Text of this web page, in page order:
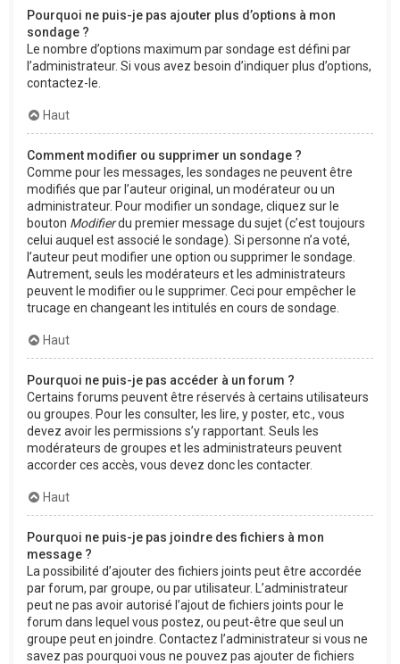
Pourquoi ne puis-je pas ajouter plus d’options à mon
sondage ?
Le nombre d’options maximum par sondage est défini par
l’administrateur. Si vous avez besoin d’indiquer plus d’options,
contactez-le.
Haut
Comment modifier ou supprimer un sondage ?
Comme pour les messages, les sondages ne peuvent être
modifiés que par l’auteur original, un modérateur ou un
administrateur. Pour modifier un sondage, cliquez sur le
bouton Modifierdu premier message du sujet (c’est toujours
celui auquel est associé le sondage). Si personne n’a voté,
l’auteur peut modifier une option ou supprimer le sondage.
Autrement, seuls les modérateurs et les administrateurs
peuvent le modifier ou le supprimer. Ceci pour empêcher le
trucage en changeant les intitulés en cours de sondage.
Haut
Pourquoi ne puis-je pas accéder à un forum ?
Certains forums peuvent être réservés à certains utilisateurs
ou groupes. Pour les consulter, les lire, y poster, etc., vous
devez avoir les permissions s’y rapportant. Seuls les
modérateurs de groupes et les administrateurs peuvent
accorder ces accès, vous devez donc les contacter.
Haut
Pourquoi ne puis-je pas joindre des fichiers à mon
message ?
La possibilité d’ajouter des fichiers joints peut être accordée
par forum, par groupe, ou par utilisateur. L’administrateur
peut ne pas avoir autorisé l’ajout de fichiers joints pour le
forum dans lequel vous postez, ou peut-être que seul un
groupe peut en joindre. Contactez l’administrateur si vous ne
savez pas pourquoi vous ne pouvez pas ajouter de fichiers